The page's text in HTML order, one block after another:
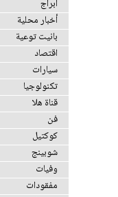
أبراج
أخبار محلية
بانيت توعية
اقتصاد
سيارات
تكنولوجيا
قناة هلا
فن
كوكتيل
شوبينج
وفيات
مفقودات